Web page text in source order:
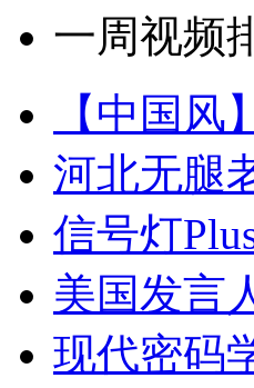
一周视频
【中国
河北无腿
信号灯
美国发言
现代密码